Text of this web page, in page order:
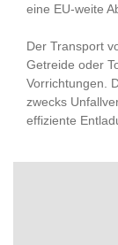
eine EU-weite
Der Transport
Getreide oder
Vorrichtungen.
zwecks
effiziente